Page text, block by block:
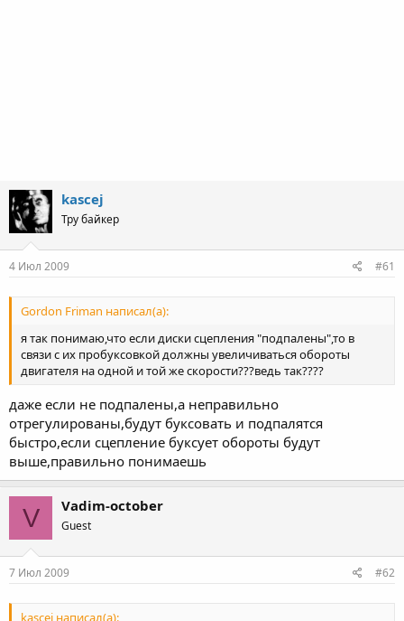
kascej
Тру байкер
4 Июл 2009 #61
Gordon Friman написал(а):
я так понимаю,что если диски сцепления "подпалены",то в
связи с их пробуксовкой должны увеличиваться обороты
двигателя на одной и той же скорости???ведь так????
даже если не подпалены,а неправильно
отрегулированы,будут буксовать и подпалятся
быстро,если сцепление буксует обороты будут
выше,правильно понимаешь
V Vadim-october
Guest
7 Июл 2009 #62
kascej написал(а):